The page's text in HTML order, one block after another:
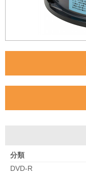
分類
DVD-R